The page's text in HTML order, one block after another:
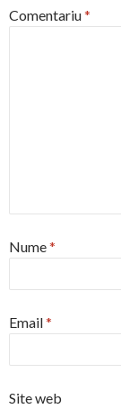
Comentariu*
Nume*
Email*
Site web